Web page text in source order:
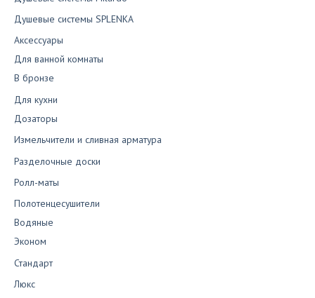
Душевые системы SPLENKA
Аксессуары
Для ванной комнаты
В бронзе
Для кухни
Дозаторы
Измельчители и сливная арматура
Разделочные доски
Ролл-маты
Полотенцесушители
Водяные
Эконом
Стандарт
Люкс